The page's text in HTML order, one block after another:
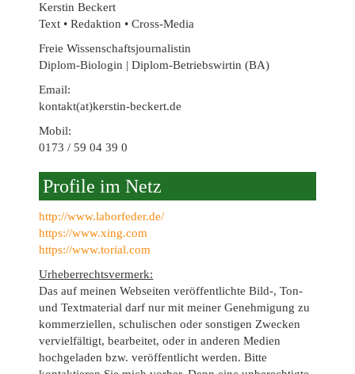
Kerstin Beckert
Text • Redaktion • Cross-Media
Freie Wissenschaftsjournalistin
Diplom-Biologin | Diplom-Betriebswirtin (BA)
Email:
kontakt(at)kerstin-beckert.de
Mobil:
0173 / 59 04 39 0
Profile im Netz
http://www.laborfeder.de/
https://www.xing.com
https://www.torial.com
Urheberrechtsvermerk:
Das auf meinen Webseiten veröffentlichte Bild-, Ton-
und Textmaterial darf nur mit meiner Genehmigung zu
kommerziellen, schulischen oder sonstigen Zwecken
vervielfältigt, bearbeitet, oder in anderen Medien
hochgeladen bzw. veröffentlicht werden. Bitte